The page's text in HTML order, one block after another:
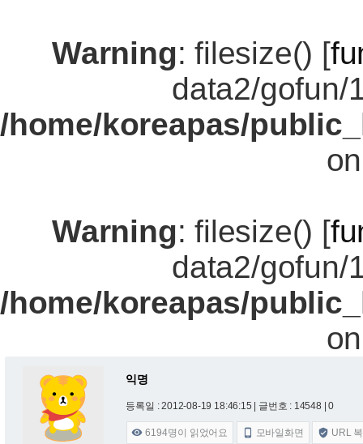
Warning: filesize() [
data2/gofun/
/home/koreapas/
Warning: filesize() [
data2/gofun/
/home/koreapas/
익명
등록일 : 2012-08-19 18:46:15 | 글번호 : 14548 | 0
 6194명이 읽었어요  모바일화면  URL